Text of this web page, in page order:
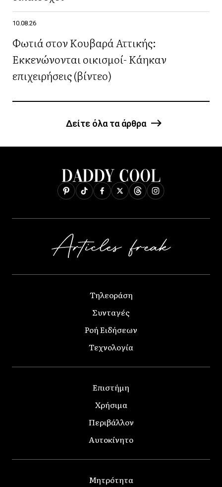
10.08.26
Φωτιά στον Κουβαρά Αττικής:
Εκκενώνονται οικισμοί- Κάηκαν
επιχειρήσεις (βίντεο)
Δείτε όλα τα άρθρα
Τηλεοράση
Συνταγές
Ροή Ειδήσεων
Τεχνολογία
Επιστήμη
Χρήσιμα
Περιβάλλον
Αυτοκίνητο
Μητρότητα